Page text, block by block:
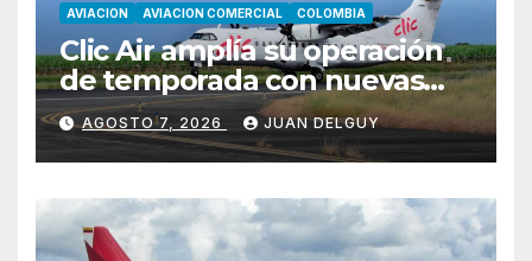
AVIACION AVIACION COMERCIAL COLOMBIA
Clic Air amplía su operación
de temporada con nuevas
rutas hacia Cartagena y Tolú
AGOSTO 7, 2026 JUAN DELGUY